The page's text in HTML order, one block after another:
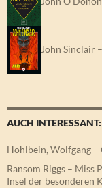
John Sinclair
AUCH INTERESSANT:
Hohlbein, Wolfgang –
Ransom Riggs – Miss
Insel der besonderen